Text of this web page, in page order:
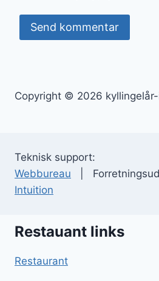
Copyright © 2026
Teknisk support:
Webbureau |
Intuition
Restauant links
Restaurant